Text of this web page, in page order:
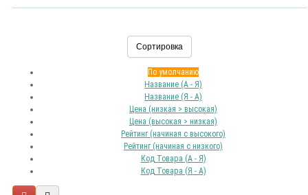
Сортировка
По умолчанию
Название (А - Я)
Название (Я - А)
Цена (низкая > высокая)
Цена (высокая > низкая)
Рейтинг (начиная с высокого)
Рейтинг (начиная с низкого)
Код Товара (А - Я)
Код Товара (Я - А)